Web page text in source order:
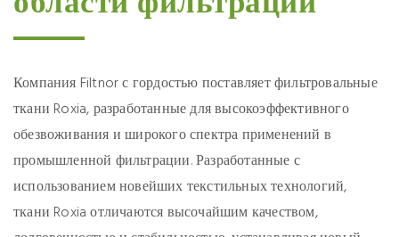
Компания Filtnor с гордостью поставляет фильтровальные
ткани Roxia, разработанные для высокоэффективного
обезвоживания и широкого спектра применений в
промышленной фильтрации. Разработанные с
использованием новейших текстильных технологий,
ткани Roxia отличаются высочайшим качеством,